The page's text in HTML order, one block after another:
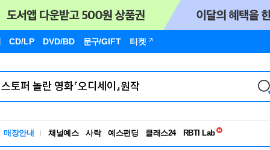
CD/LP DVD/BD 문구/GIFT 티켓
매장안내 채널예스 사락 예스펀딩 클래스24
RBTI Lab
독서유형검사